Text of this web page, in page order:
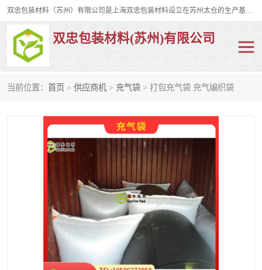
双忠包装材料（苏州）有限公司是上海双忠包装材料设立在苏州太仓的生产基地，占地约2万平米，产品主要有打孔缠绕膜，拉伸蜂窝纸，集装箱充气袋，滑托板，打包带，裹包网兜，防滑纸等箱体和托盘的运输和保护性包材。固永包材®，GooYon Pack®，是我们保护性包装材料的专属品牌。
双忠包装材料(苏州)有限公司
当前位置： 首页 > 供应商机 > 充气袋 > 打包充气袋 充气编织袋
裹包网兜 纤维打包带
充气袋
缠绕膜
托盘裹包网兜
托盘捆绑带